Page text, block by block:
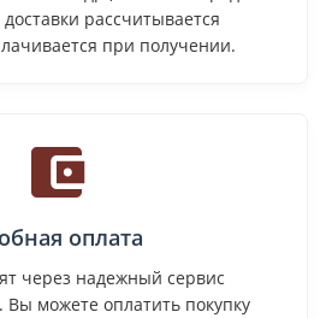
рассчитывается
при получении.
оплата
через надежный сервис
можете оплатить покупку